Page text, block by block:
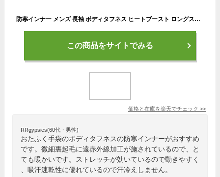
防寒インナー メンズ 長袖 ボディタフネス ヒートブースト ロングスリーブ ハイネックシャツ おたふく手袋 JW-186 冬用インナー コンプレッション 微細裏起毛 遠赤外線加工 スピード消臭 パワーストレッチ 吸汗速乾 トリプル保温
この商品をサイトでみる
価格と在庫を楽天でチェック >>
RRgypsies(60代・男性)
おたふく手袋のボディタフネスの防寒インナーがおすすめ
です。微細裏起毛に遠赤外線加工が施されているので、と
ても暖かいです。ストレッチが効いているので動きやすく
、吸汗速乾性に優れているので汗冷えしません。